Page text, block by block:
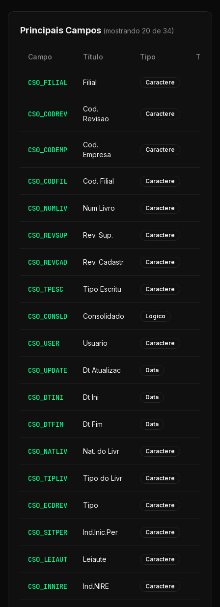
Principais Campos (mostrando 20 de 34)
Campo Título Tipo
CS0_FILIAL Filial Caractere
CS0_CODREV
Cod.
Revisao
Caractere
CS0_CODEMP
Cod.
Empresa
Caractere
CS0_CODFIL Cod. Filial Caractere
CS0_NUMLIV Num Livro Caractere
CS0_REVSUP Rev. Sup. Caractere
CS0_REVCAD Rev. Cadastr Caractere
CS0_TPESC Tipo Escritu Caractere
CS0_CONSLD Consolidado Lógico
CS0_USER Usuario Caractere
CS0_UPDATE Dt Atualizac Data
CS0_DTINI Dt Ini Data
CS0_DTFIM Dt Fim Data
CS0_NATLIV Nat. do Livr Caractere
CS0_TIPLIV Tipo do Livr Caractere
CS0_ECDREV Tipo Caractere
CS0_SITPER Ind.Inic.Per Caractere
CS0_LEIAUT Leiaute Caractere
CS0_INNIRE Ind.NIRE Caractere